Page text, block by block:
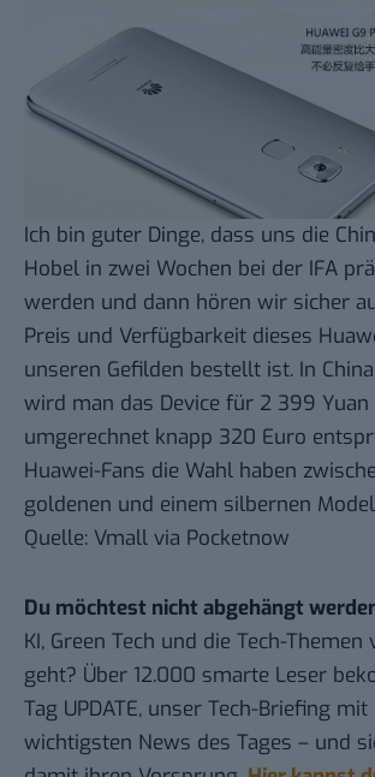
Ich bin guter Dinge, dass uns die
Hobel in zwei Wochen bei der IFA
werden und dann hören wir sicher
Preis und Verfügbarkeit dieses
unseren Gefilden bestellt ist. In
wird man das Device für 2 399 Yuan
umgerechnet knapp 320 Euro
Huawei-Fans die Wahl haben
goldenen und einem silbernen
Quelle: Vmall via Pocketnow
Du möchtest nicht abgehängt
KI, Green Tech und die Tech-Themen
geht? Über 12.000 smarte Leser
Tag UPDATE, unser Tech-Briefing mit
wichtigsten News des Tages – und